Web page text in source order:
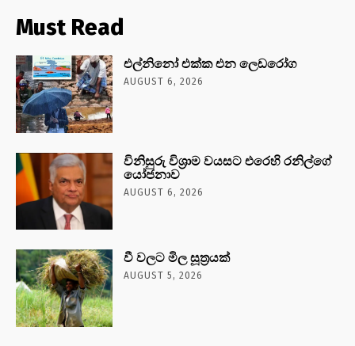
Must Read
එල්නිනෝ එක්ක එන ලෙඩරෝග
AUGUST 6, 2026
විනිසුරු විශ්‍රාම වයසට එරෙහි රනිල්ගේ
යෝජනාව
AUGUST 6, 2026
වී වලට මිල සූත්‍රයක්
AUGUST 5, 2026